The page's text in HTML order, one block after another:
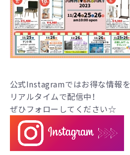
公式Instagramではお得な情報を
リアルタイムで配信中！
ぜひフォローしてください☆